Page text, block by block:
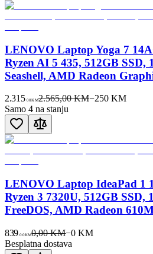
LENOVO Laptop Yoga 7
Ryzen AI 5 435, 512GB SSD,
Seashell, AMD Radeon
2.315 00KM2.565,00 KM−250KM
Samo 4 na stanju
LENOVO Laptop IdeaPad 1
Ryzen 3 7320U, 512GB SSD,
FreeDOS, AMD Radeon
839 00KM0,00 KM−0 KM
Besplatna dostava